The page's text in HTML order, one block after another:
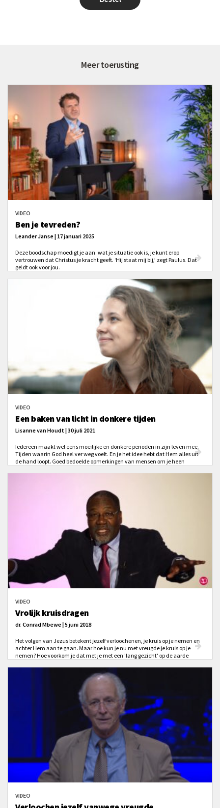
Meer toerusting
VIDEO
Ben je tevreden?
Leander Janse | 17 januari 2025
Deze boodschap moedigt je aan: wat je situatie ook is, je kunt erop
vertrouwen dat Christus je kracht geeft. ‘Hij staat mij bij,’ zegt Paulus. Dat
geldt ook voor jou.
VIDEO
Een baken van licht in donkere tijden
Lisanne van Houdt | 30 juli 2021
Iedereen maakt wel eens moeilijke en donkere perioden in zijn leven mee.
Tijden waarin God heel ver weg voelt. En je het idee hebt dat Hem alles uit
de hand loopt. Goed bedoelde opmerkingen van mensen om je heen
VIDEO
Vrolijk kruisdragen
dr. Conrad Mbewe | 5 juni 2018
Het volgen van Jezus betekent jezelf verloochenen, je kruis op je nemen en
achter Hem aan te gaan. Maar hoe kun je nu met vreugde je kruis op je
nemen? Hoe voorkom je dat met je met een 'lang gezicht' op de aarde
VIDEO